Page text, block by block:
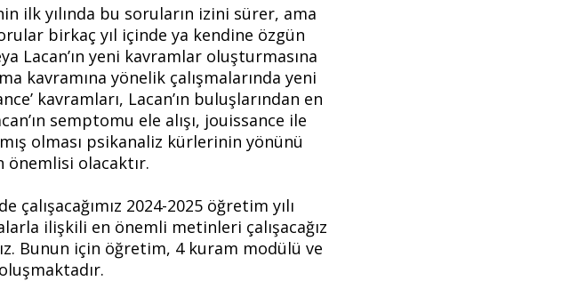
ilk yılında bu soruların izini sürer, ama
birkaç yıl içinde ya kendine özgün
Lacan’ın yeni kavramlar oluşturmasına
kavramına yönelik çalışmalarında yeni
kavramları, Lacan’ın buluşlarından en
semptomu ele alışı, jouissance ile
olması psikanaliz kürlerinin yönünü
önemlisi olacaktır.
çalışacağımız 2024-2025 öğretim yılı
ilişkili en önemli metinleri çalışacağız
Bunun için öğretim, 4 kuram modülü ve